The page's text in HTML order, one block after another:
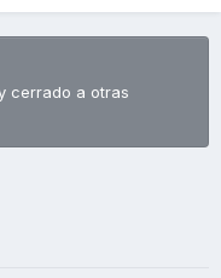
cerrado a otras